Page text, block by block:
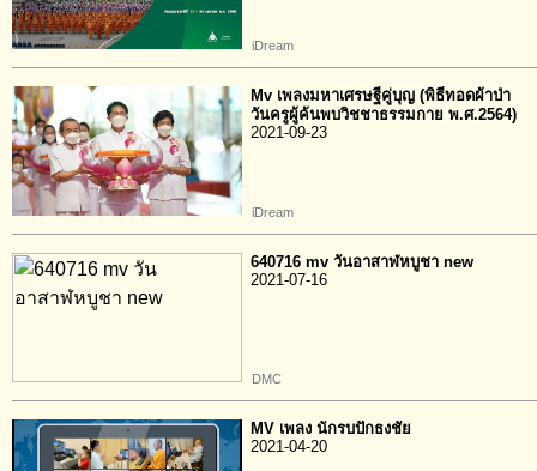
iDream
Mv เพลงมหาเศรษฐีคู่บุญ (พิธีทอดผ้าป่า
วันครูผู้ค้นพบวิชชาธรรมกาย พ.ศ.2564)
2021-09-23
iDream
640716 mv วันอาสาฬหบูชา new
2021-07-16
DMC
MV เพลง นักรบปักธงชัย
2021-04-20